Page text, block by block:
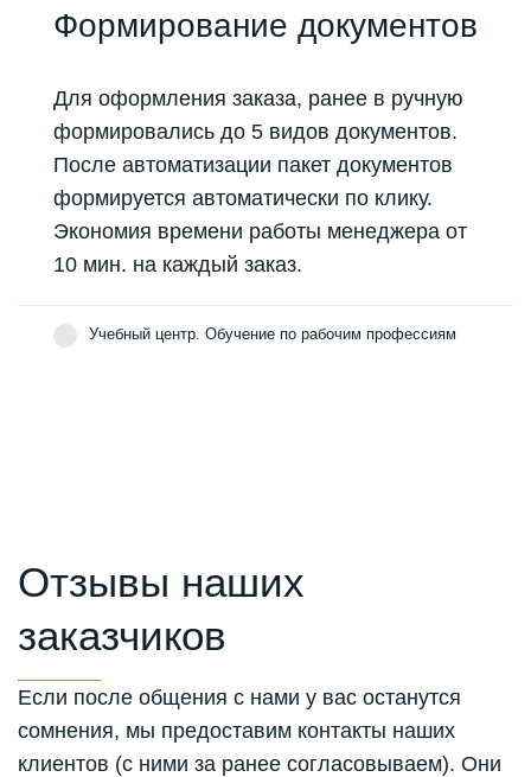
Формирование документов
Для оформления заказа, ранее в ручную
формировались до 5 видов документов.
После автоматизации пакет документов
формируется автоматически по клику.
Экономия времени работы менеджера от
10 мин. на каждый заказ.
Учебный центр. Обучение по рабочим профессиям
Отзывы наших
заказчиков
Если после общения с нами у вас останутся
сомнения, мы предоставим контакты наших
клиентов (с ними за ранее согласовываем). Они